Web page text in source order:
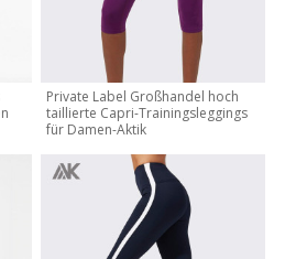
Private Label Großhandel hoch
taillierte Capri-Trainingsleggings
für Damen-Aktik